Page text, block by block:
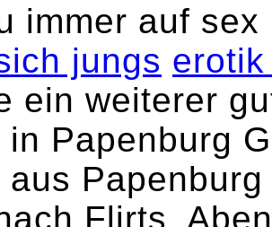
immer auf
jungs
ein weiterer
in Papenburg
aus
Flirts,